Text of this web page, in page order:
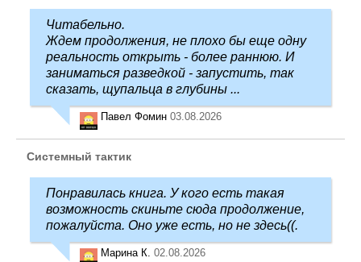
Читабельно.
Ждем продолжения, не плохо бы еще одну
реальность открыть - более раннюю. И
заниматься разведкой - запустить, так
сказать, щупальца в глубины ...
Павел Фомин 03.08.2026
Системный тактик
Понравилась книга. У кого есть такая
возможность скиньте сюда продолжение,
пожалуйста. Оно уже есть, но не здесь((.
Марина К. 02.08.2026